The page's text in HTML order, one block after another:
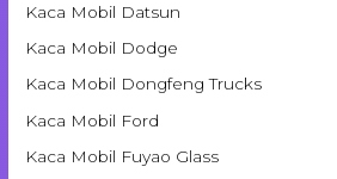
Kaca Mobil Datsun
Kaca Mobil Dodge
Kaca Mobil Dongfeng Trucks
Kaca Mobil Ford
Kaca Mobil Fuyao Glass